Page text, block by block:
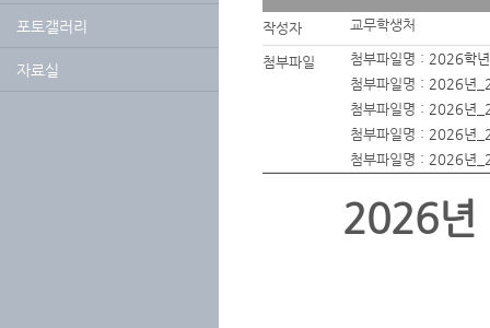
포토갤러리
자료실
작성자 교무학생처
첨부파일 첨부파일명 : 2026학
첨부파일명 : 2026년
첨부파일명 : 2026년
첨부파일명 : 2026년
첨부파일명 : 2026년
2026년